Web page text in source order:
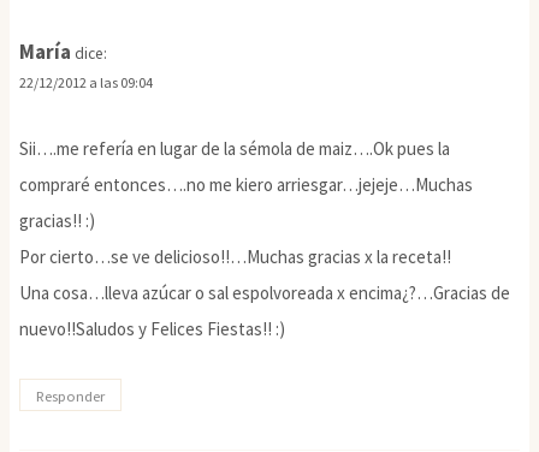
María dice:
22/12/2012 a las 09:04
Sii….me refería en lugar de la sémola de maiz….Ok pues la
compraré entonces….no me kiero arriesgar…jejeje…Muchas
gracias!! :)
Por cierto…se ve delicioso!!…Muchas gracias x la receta!!
Una cosa…lleva azúcar o sal espolvoreada x encima¿?…Gracias de
nuevo!!Saludos y Felices Fiestas!! :)
Responder